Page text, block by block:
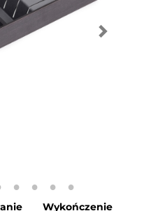
Wykończenie